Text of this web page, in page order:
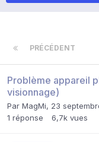
PRÉCÉDENT
Problème appareil
visionnage)
Par MagMi, 23
1 réponse 6,7k vues